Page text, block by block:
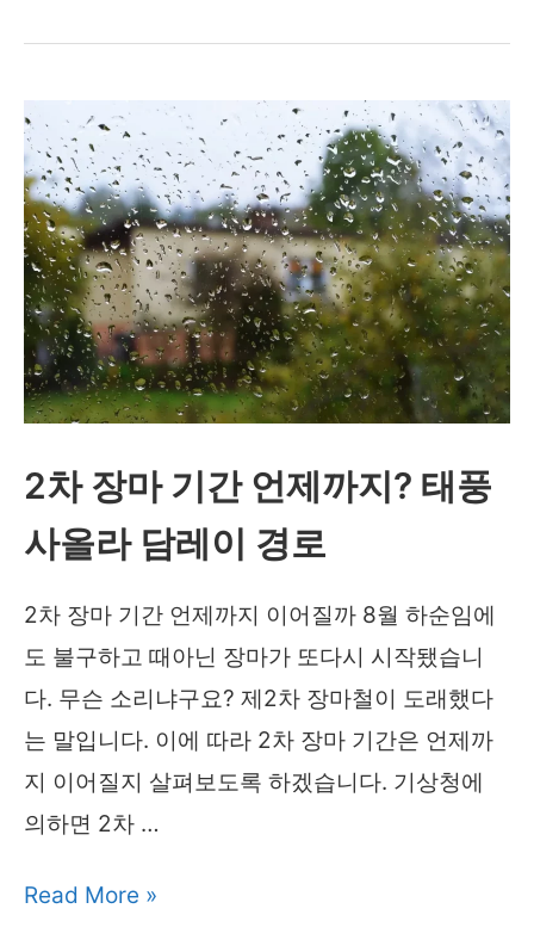
년
언
제
까
지?
(서
울
기
용
창
업
자
금
신
청
방
2024
“예
산
바
닥
나
기
전
서
2차 장마 기간 언제까지? 태풍
사올라 담레이 경로
2차 장마 기간 언제까지 이어질까 8월 하순임에
도 불구하고 때아닌 장마가 또다시 시작됐습니
다. 무슨 소리냐구요? 제2차 장마철이 도래했다
는 말입니다. 이에 따라 2차 장마 기간은 언제까
지 이어질지 살펴보도록 하겠습니다. 기상청에
의하면 2차 …
2
Read More »